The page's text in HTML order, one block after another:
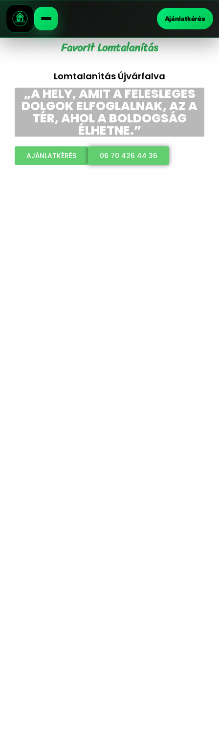
Ajánlatkérés
Favorit Lomtalanítás
Lomtalanítás Újvárfalva
„A HELY, AMIT A FELESLEGES
DOLGOK ELFOGLALNAK, AZ A
TÉR, AHOL A BOLDOGSÁG
ÉLHETNE.”
AJÁNLATKÉRÉS 06 70 426 44 36